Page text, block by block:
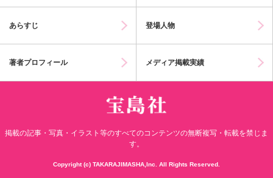
あらすじ 登場人物
著者プロフィール メディア掲載実績
掲載の記事・写真・イラスト等のすべてのコンテンツの無断複写・転載を禁じま
す。
Copyright (c) TAKARAJIMASHA,Inc. All Rights Reserved.